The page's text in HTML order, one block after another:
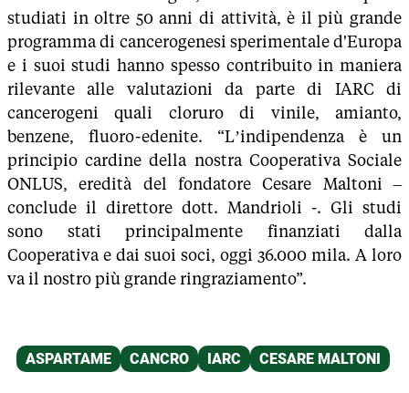
studiati in oltre 50 anni di attività, è il più grande
programma di cancerogenesi sperimentale d'Europa
e i suoi studi hanno spesso contribuito in maniera
rilevante alle valutazioni da parte di IARC di
cancerogeni quali cloruro di vinile, amianto,
benzene, fluoro-edenite. “L’indipendenza è un
principio cardine della nostra Cooperativa Sociale
ONLUS, eredità del fondatore Cesare Maltoni –
conclude il direttore dott. Mandrioli -. Gli studi
sono stati principalmente finanziati dalla
Cooperativa e dai suoi soci, oggi 36.000 mila. A loro
va il nostro più grande ringraziamento”.